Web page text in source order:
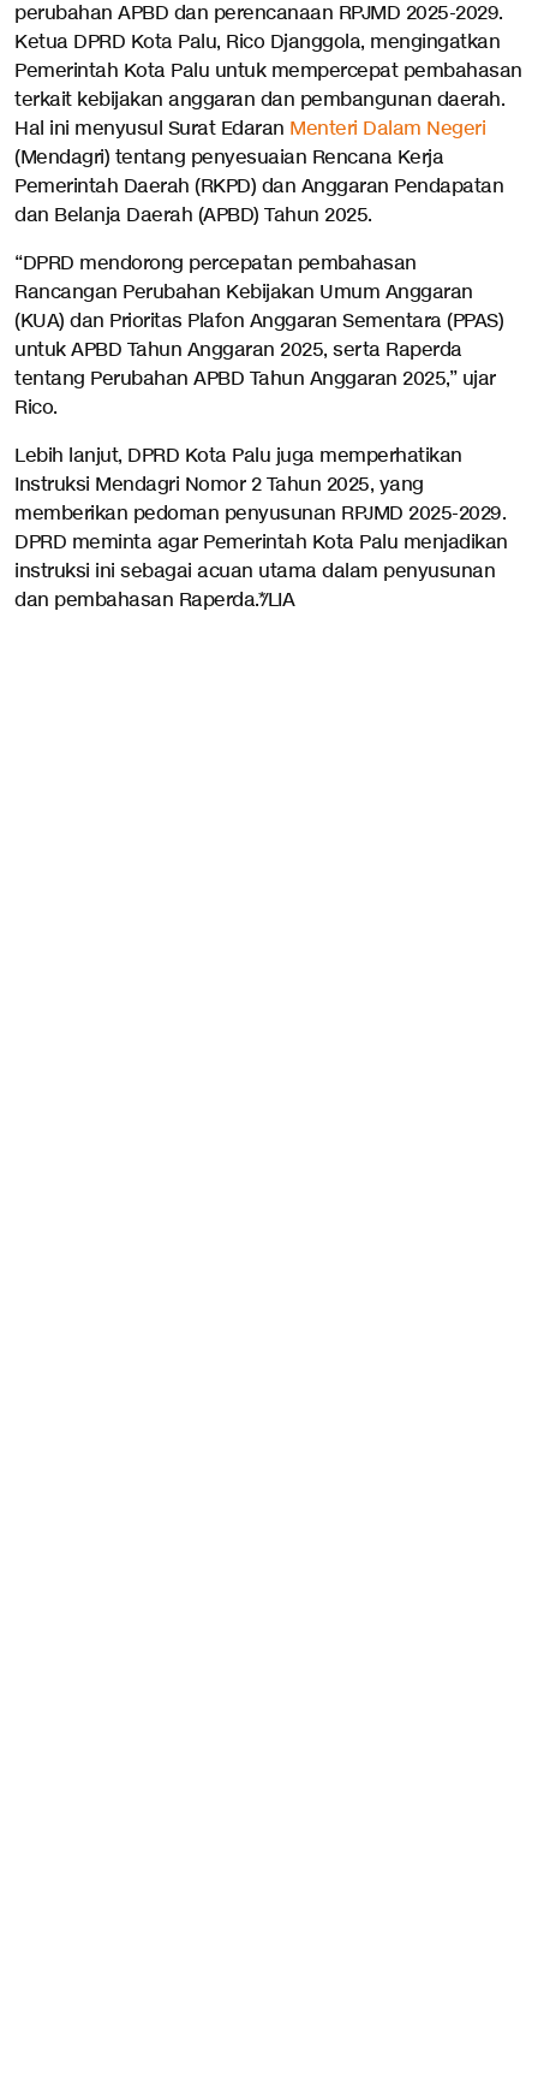
perubahan APBD dan perencanaan RPJMD 2025-2029.
Ketua DPRD Kota Palu, Rico Djanggola, mengingatkan
Pemerintah Kota Palu untuk mempercepat pembahasan
terkait kebijakan anggaran dan pembangunan daerah.
Hal ini menyusul Surat Edaran Menteri Dalam Negeri
(Mendagri) tentang penyesuaian Rencana Kerja
Pemerintah Daerah (RKPD) dan Anggaran Pendapatan
dan Belanja Daerah (APBD) Tahun 2025.
“DPRD mendorong percepatan pembahasan
Rancangan Perubahan Kebijakan Umum Anggaran
(KUA) dan Prioritas Plafon Anggaran Sementara (PPAS)
untuk APBD Tahun Anggaran 2025, serta Raperda
tentang Perubahan APBD Tahun Anggaran 2025,” ujar
Rico.
Lebih lanjut, DPRD Kota Palu juga memperhatikan
Instruksi Mendagri Nomor 2 Tahun 2025, yang
memberikan pedoman penyusunan RPJMD 2025-2029.
DPRD meminta agar Pemerintah Kota Palu menjadikan
instruksi ini sebagai acuan utama dalam penyusunan
dan pembahasan Raperda.*/LIA